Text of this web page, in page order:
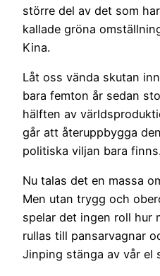
större del av det som
kallade gröna
Kina.
Låt oss vända skutan
bara femton år sedan
hälften av
går att återuppbygga
politiska viljan bara finns.
Nu talas det en massa
Men utan trygg och
spelar det ingen roll hur
rullas till pansarvagnar
Jinping stänga av vår el